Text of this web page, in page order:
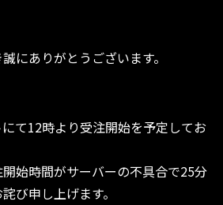
にありがとうございます。
て12時より受注開始を予定してお
始時間がサーバーの不具合で25分
び申し上げます。